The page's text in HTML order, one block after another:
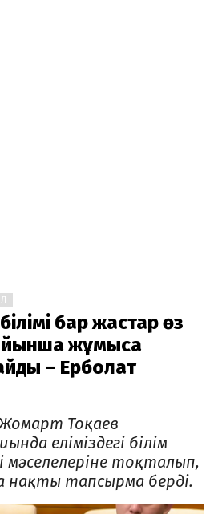
бар жастар өз
жұмысқа
– Ерболат
Тоқаев
еліміздегі білім
мәселелеріне тоқталып,
нақты тапсырма берді.